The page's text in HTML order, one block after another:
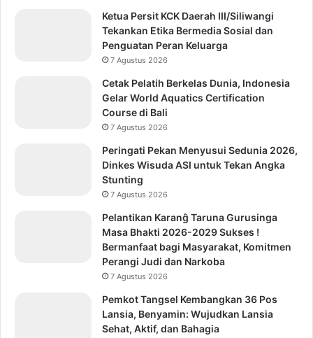
Ketua Persit KCK Daerah III/Siliwangi
Tekankan Etika Bermedia Sosial dan
Penguatan Peran Keluarga
7 Agustus 2026
Cetak Pelatih Berkelas Dunia, Indonesia
Gelar World Aquatics Certification
Course di Bali
7 Agustus 2026
Peringati Pekan Menyusui Sedunia 2026,
Dinkes Wisuda ASI untuk Tekan Angka
Stunting
7 Agustus 2026
Pelantikan Karanĝ Taruna Gurusinga
Masa Bhakti 2026-2029 Sukses !
Bermanfaat bagi Masyarakat, Komitmen
Perangi Judi dan Narkoba
7 Agustus 2026
Pemkot Tangsel Kembangkan 36 Pos
Lansia, Benyamin: Wujudkan Lansia
Sehat, Aktif, dan Bahagia